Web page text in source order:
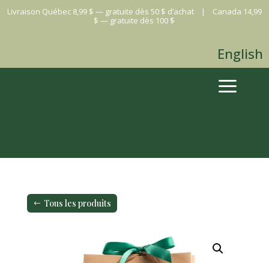
Livraison Québec 8,99 $ — gratuite dès 50 $ d’achat | Canada 14,99
$ — gratuite dès 100 $
English
a
Tous les produits